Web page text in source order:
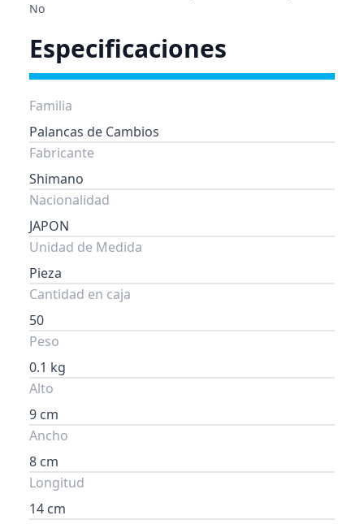
No
Especificaciones
Familia
Palancas de Cambios
Fabricante
Shimano
Nacionalidad
JAPON
Unidad de Medida
Pieza
Cantidad en caja
50
Peso
0.1 kg
Alto
9 cm
Ancho
8 cm
Longitud
14 cm